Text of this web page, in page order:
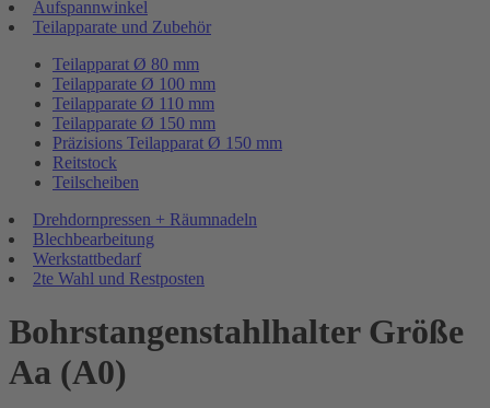
Aufspannwinkel
Teilapparate und Zubehör
Teilapparat Ø 80 mm
Teilapparate Ø 100 mm
Teilapparate Ø 110 mm
Teilapparate Ø 150 mm
Präzisions Teilapparat Ø 150 mm
Reitstock
Teilscheiben
Drehdornpressen + Räumnadeln
Blechbearbeitung
Werkstattbedarf
2te Wahl und Restposten
Bohrstangenstahlhalter Größe
Aa (A0)